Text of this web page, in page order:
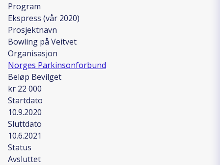
Program
Ekspress (vår 2020)
Prosjektnavn
Bowling på Veitvet
Organisasjon
Norges Parkinsonforbund
Beløp Bevilget
kr 22 000
Startdato
10.9.2020
Sluttdato
10.6.2021
Status
Avsluttet